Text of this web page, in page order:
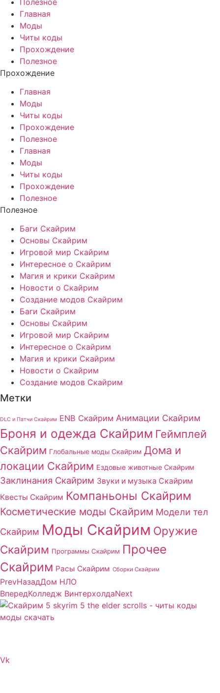
Главная
Моды
Читы коды
Прохождение
Полезное
Прохождение
Главная
Моды
Читы коды
Прохождение
Полезное
Главная
Моды
Читы коды
Прохождение
Полезное
Полезное
Баги Скайрим
Основы Скайрим
Игровой мир Скайрим
Интересное о Скайрим
Магия и крики Скайрим
Новости о Скайрим
Создание модов Скайрим
Баги Скайрим
Основы Скайрим
Игровой мир Скайрим
Интересное о Скайрим
Магия и крики Скайрим
Новости о Скайрим
Создание модов Скайрим
Метки
DLC и Патчи Скайрим ENB Скайрим Анимации Скайрим
Броня и одежда Скайрим Геймплей
Скайрим Глобальные моды Скайрим Дома и
локации Скайрим Ездовые животные Скайрим
Заклинания Скайрим Звуки и музыка Скайрим
Квесты Скайрим Компаньоны Скайрим
Косметические моды Скайрим Модели тел
Скайрим Моды Скайрим Оружие
Скайрим Программы Скайрим Прочее
Скайрим Расы Скайрим Сборки Скайрим
PrevНазадДом НЛО
ВпередКолледж ВинтерхолдаNext
Vk